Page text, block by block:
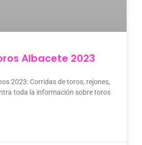
Albacete 2023
2023: Corridas de toros, rejones,
toda la información sobre toros